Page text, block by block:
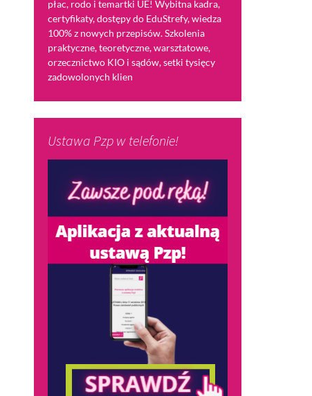
płac, rodo i temartki UE! Wybitna kadra,
certyfikaty, dostępy do EduStrefy, wiedza
100% z nowych przepisów. Szkolenia
praktyczne, teoretyczne, warsztatowe,
orzecznictwo KIO i sądów, setki tysięcy
zadowolonych klien
Ustawa Pzp w telefonie!